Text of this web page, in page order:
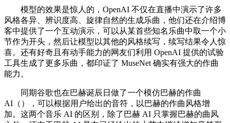
模型的效果是惊人的，OpenAI 不仅在直播中演示了许多
风格各异、辨识度高、旋律自然的生成乐曲，他们还在介绍博
客中提供了一个互动演示，可以从某首些知名乐曲中取一个小
节作为开头，然后让模型以其他的风格续写，续写结果令人惊
喜。还有好奇且有动手能力的网友们利用 OpenAI 提供的试验
工具生成了更多乐曲，都印证了 MuseNet 确实有强大的作曲
能力。
同期谷歌也在巴赫诞辰日做了一个模仿巴赫的作曲
AI（），可以根据用户给出的音符，以巴赫的作曲风格增
加。这两个音乐 AI 的区别，除了巴赫 AI 只掌握巴赫的曲风